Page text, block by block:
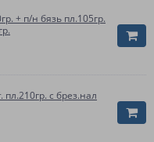
+ п/н бязь пл.105гр.
с брез.нал